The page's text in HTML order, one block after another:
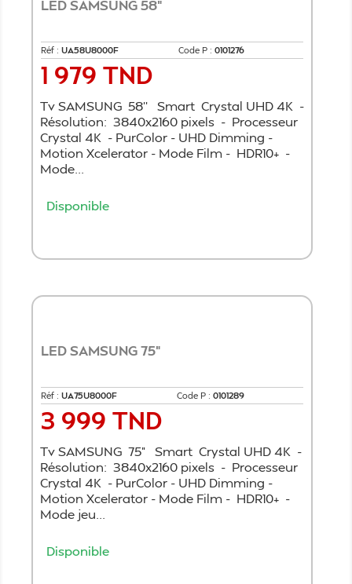
LED SAMSUNG 58"
Réf : UA58U8000F Code P : 0101276
Prix
1 979 TND
Tv SAMSUNG 58'' Smart Crystal UHD 4K -
Résolution: 3840x2160 pixels - Processeur
Crystal 4K - PurColor - UHD Dimming -
Motion Xcelerator - Mode Film - HDR10+ -
Mode...
Disponible
LED SAMSUNG 75"
Réf : UA75U8000F Code P : 0101289
Prix
3 999 TND
Tv SAMSUNG 75" Smart Crystal UHD 4K -
Résolution: 3840x2160 pixels - Processeur
Crystal 4K - PurColor - UHD Dimming -
Motion Xcelerator - Mode Film - HDR10+ -
Mode jeu...
Disponible